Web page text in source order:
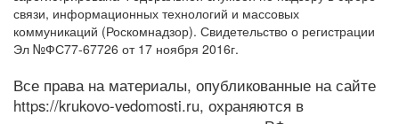
связи, информационных технологий и массовых
коммуникаций (Роскомнадзор). Свидетельство о регистрации
Эл №ФС77-67726 от 17 ноября 2016г.
Все права на материалы, опубликованные на сайте
https://krukovo-vedomosti.ru, охраняются в